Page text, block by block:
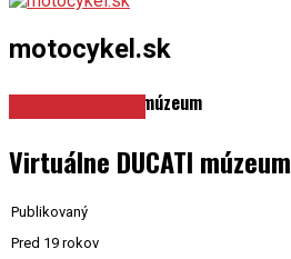
motocykel.sk
Virtuálne DUCATI múzeum
Virtuálne DUCATI múzeum
Publikovaný
Pred 19 rokov